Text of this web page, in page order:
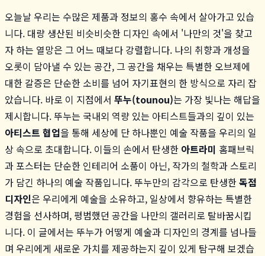
오늘날 우리는 수많은 제품과 정보의 홍수 속에서 살아가고 있습
니다. 대량 생산된 비슷비슷한 디자인 속에서 '나만의 것'을 찾고
자 하는 열망은 그 어느 때보다 강렬합니다. 나의 취향과 개성을
오롯이 담아낼 수 있는 공간, 그 공간을 채우는 특별한 오브제에
대한 갈증은 단순한 소비를 넘어 자기표현의 한 방식으로 자리 잡
았습니다. 바로 이 지점에서 뚜누(tounou)는 가장 빛나는 해답을
제시합니다. 뚜누는 국내외 역량 있는 아티스트들과의 깊이 있는
아티스트 협업을 통해 세상에 단 하나뿐인 예술 작품을 우리의 일
상 속으로 초대합니다. 이들의 손에서 탄생한 아트라미 홈패브릭
과 포스터는 단순한 인테리어 소품이 아닌, 작가의 철학과 스토리
가 담긴 하나의 예술 작품입니다. 뚜누만의 감각으로 탄생한독점
디자인은 우리에게 예술을 소유하고, 일상에서 향유하는 특별한
경험을 선사하며, 평범했던 공간을 나만의 갤러리로 탈바꿈시킵
니다. 이 글에서는 뚜누가 어떻게 예술과 디자인의 경계를 넘나들
며 우리에게 새로운 가치를 제공하는지 깊이 있게 탐구해 보겠습